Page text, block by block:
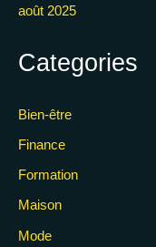
août 2025
Categories
Bien-être
Finance
Formation
Maison
Mode